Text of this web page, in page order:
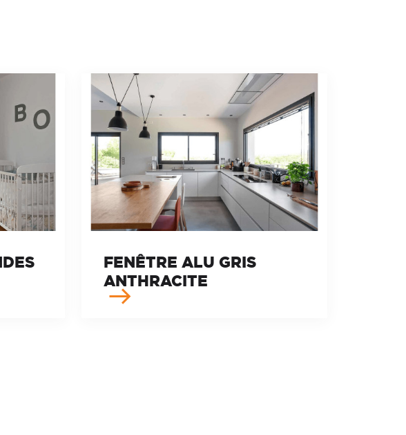
FENÊTRE ALU GRIS
ANTHRACITE